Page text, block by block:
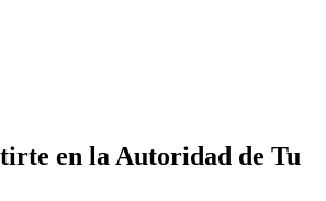
en la Autoridad de Tu